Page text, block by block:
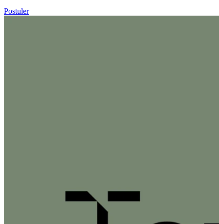
Postuler